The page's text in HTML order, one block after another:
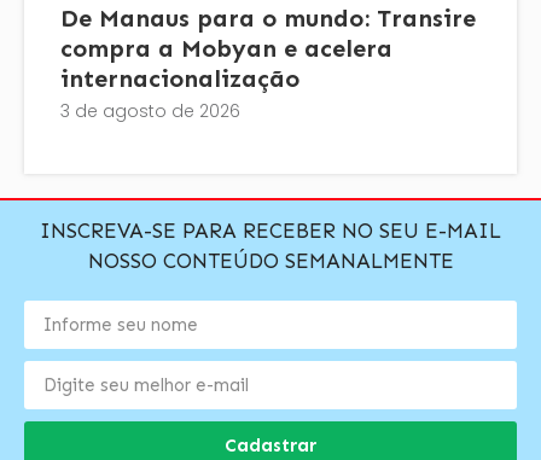
De Manaus para o mundo: Transire
compra a Mobyan e acelera
internacionalização
3 de agosto de 2026
INSCREVA-SE PARA RECEBER NO SEU E-MAIL
NOSSO CONTEÚDO SEMANALMENTE
Cadastrar